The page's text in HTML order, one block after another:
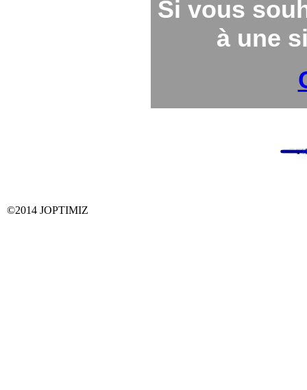
Si vous
à une
©2014 JOPTIMIZ